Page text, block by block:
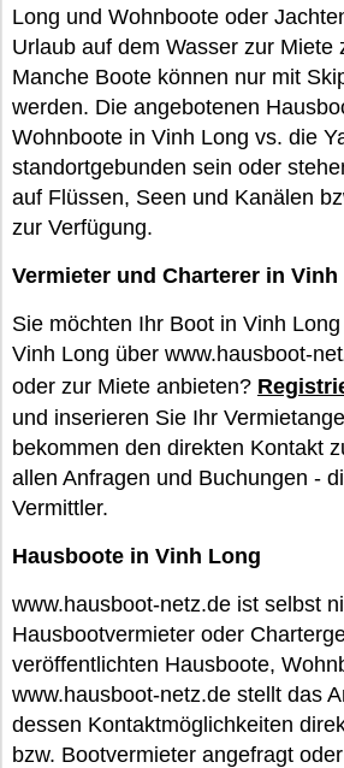
Long und Wohnboote oder
Urlaub auf dem Wasser zur Miete
Manche Boote können nur mit
werden. Die angebotenen
Wohnboote in Vinh Long vs. die
standortgebunden sein oder
auf Flüssen, Seen und Kanälen
zur Verfügung.
Vermieter und Charterer in Vinh
Sie möchten Ihr Boot in Vinh
Vinh Long über www.hausboot-
oder zur Miete anbieten?
und inserieren Sie Ihr
bekommen den direkten Kontakt
allen Anfragen und Buchungen -
Vermittler.
Hausboote in Vinh Long
www.hausboot-netz.de ist selbst
Hausbootvermieter oder
veröffentlichten Hausboote,
www.hausboot-netz.de stellt das
dessen Kontaktmöglichkeiten
bzw. Bootvermieter angefragt